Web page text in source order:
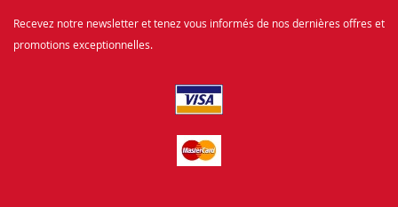
Recevez notre newsletter et tenez vous informés de nos dernières offres et
promotions exceptionnelles.